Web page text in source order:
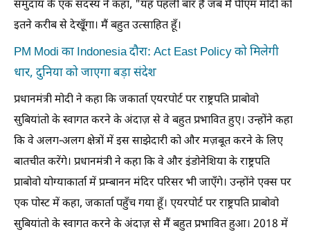
समुदाय के एक सदस्य ने कहा, "यह पहली बार है जब मैं पीएम मोदी को
इतने करीब से देखूँगा। मैं बहुत उत्साहित हूँ।
PM Modi का Indonesia दौरा: Act East Policy को मिलेगी
धार, दुनिया को जाएगा बड़ा संदेश
प्रधानमंत्री मोदी ने कहा कि जकार्ता एयरपोर्ट पर राष्ट्रपति प्राबोवो
सुबियांतो के स्वागत करने के अंदाज़ से वे बहुत प्रभावित हुए। उन्होंने कहा
कि वे अलग-अलग क्षेत्रों में इस साझेदारी को और मज़बूत करने के लिए
बातचीत करेंगे। प्रधानमंत्री ने कहा कि वे और इंडोनेशिया के राष्ट्रपति
प्राबोवो योग्याकार्ता में प्रम्बानन मंदिर परिसर भी जाएँगे। उन्होंने एक्स पर
एक पोस्ट में कहा, जकार्ता पहुँच गया हूँ। एयरपोर्ट पर राष्ट्रपति प्राबोवो
सुबियांतो के स्वागत करने के अंदाज़ से मैं बहुत प्रभावित हुआ। 2018 में